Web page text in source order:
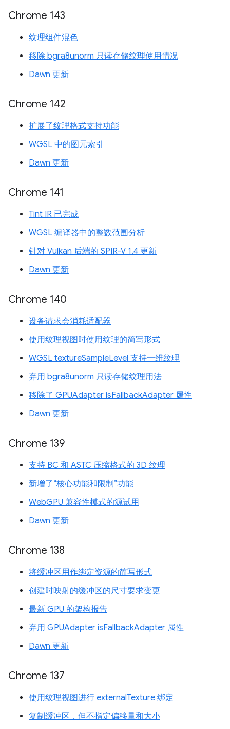
Chrome 143
纹理组件混色
移除 bgra8unorm 只读存储纹理使用情况
Dawn 更新
Chrome 142
扩展了纹理格式支持功能
WGSL 中的图元索引
Dawn 更新
Chrome 141
Tint IR 已完成
WGSL 编译器中的整数范围分析
针对 Vulkan 后端的 SPIR-V 1.4 更新
Dawn 更新
Chrome 140
设备请求会消耗适配器
使用纹理视图时使用纹理的简写形式
WGSL textureSampleLevel 支持一维纹理
弃用 bgra8unorm 只读存储纹理用法
移除了 GPUAdapter isFallbackAdapter 属性
Dawn 更新
Chrome 139
支持 BC 和 ASTC 压缩格式的 3D 纹理
新增了“核心功能和限制”功能
WebGPU 兼容性模式的源试用
Dawn 更新
Chrome 138
将缓冲区用作绑定资源的简写形式
创建时映射的缓冲区的尺寸要求变更
最新 GPU 的架构报告
弃用 GPUAdapter isFallbackAdapter 属性
Dawn 更新
Chrome 137
使用纹理视图进行 externalTexture 绑定
复制缓冲区，但不指定偏移量和大小